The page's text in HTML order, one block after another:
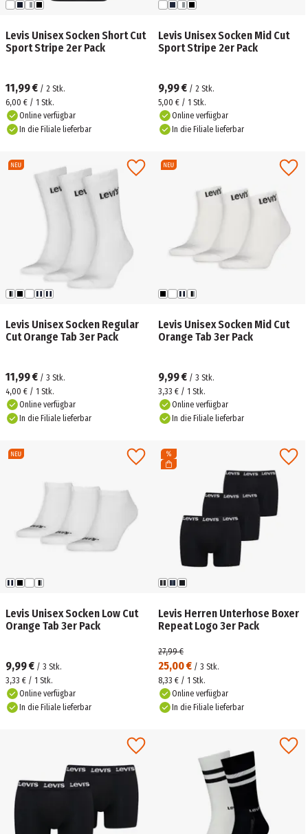
Levis Unisex Socken Short Cut
Sport Stripe 2er Pack
11,99 € / 2 Stk.
6,00 € / 1 Stk.
Online verfügbar
In die Filiale lieferbar
Levis Unisex Socken Mid Cut
Sport Stripe 2er Pack
9,99 € / 2 Stk.
5,00 € / 1 Stk.
Online verfügbar
In die Filiale lieferbar
Levis Unisex Socken Regular
Cut Orange Tab 3er Pack
11,99 € / 3 Stk.
4,00 € / 1 Stk.
Online verfügbar
In die Filiale lieferbar
Levis Unisex Socken Mid Cut
Orange Tab 3er Pack
9,99 € / 3 Stk.
3,33 € / 1 Stk.
Online verfügbar
In die Filiale lieferbar
Levis Unisex Socken Low Cut
Orange Tab 3er Pack
9,99 € / 3 Stk.
3,33 € / 1 Stk.
Online verfügbar
In die Filiale lieferbar
Levis Herren Unterhose Boxer
Repeat Logo 3er Pack
25,00 € / 3 Stk.
27,99 €
8,33 € / 1 Stk.
Online verfügbar
In die Filiale lieferbar